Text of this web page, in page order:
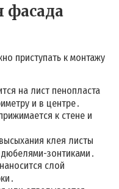
фасада
приступать к монтажу
на лист пенопласта
и в центре․
к стене и
клея листы
зонтиками․
слой